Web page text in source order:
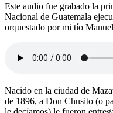
Este audio fue grabado la
Nacional de Guatemala
orquestado por mi tío
Nacido en la ciudad de
de 1896, a Don Chusito (o